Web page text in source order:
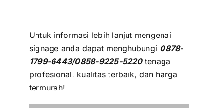
Untuk informasi lebih lanjut mengenai
signage anda dapat menghubungi 0878-
1799-6443/0858-9225-5220tenaga
profesional, kualitas terbaik, dan harga
termurah!